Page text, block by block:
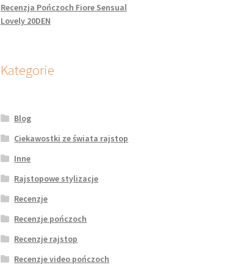
Recenzja Pończoch Fiore Sensual
Lovely 20DEN
Kategorie
Blog
Ciekawostki ze świata rajstop
Inne
Rajstopowe stylizacje
Recenzje
Recenzje pończoch
Recenzje rajstop
Recenzje video pończoch